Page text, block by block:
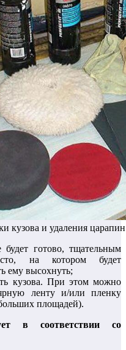
кузова и удаления царапин
готово, тщательным
на котором будет
ему высохнуть;
кузова. При этом можно
ленту и/или пленку
площадей).
в соответствии со